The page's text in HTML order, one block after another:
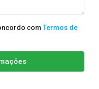
comTermos de